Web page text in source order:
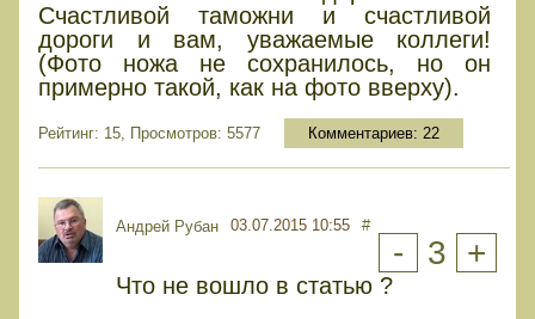
Счастливой таможни и счастливой
дороги и вам, уважаемые коллеги!
(Фото ножа не сохранилось, но он
примерно такой, как на фото вверху).
Рейтинг: 15, Просмотров: 5577 Комментариев: 22
Андрей Рубан 03.07.2015 10:55 #
- 3 +
Что не вошло в статью ?